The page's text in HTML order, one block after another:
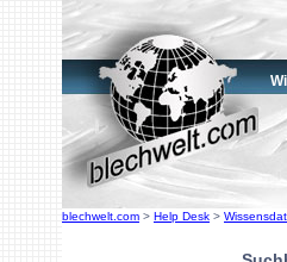
blechwelt.com > Help Desk >